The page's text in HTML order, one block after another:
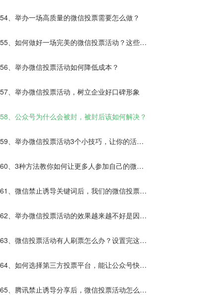
54、举办一场高质量的微信投票需要怎么做？
55、如何做好一场完美的微信投票活动？这些你
应该知道！
56、举办微信投票活动如何降低成本？
57、举办微信投票活动，树立企业好口碑形象
58、公众号为什么会被封，被封后该如何解决？
59、举办微信投票活动3个小技巧，让你的活动
效果更好！
60、3种方法教你如何让更多人参加自己的微信
投票活动！
61、微信禁止诱导关键词后，我们的微信投票活
动该如何进行？
62、举办微信投票活动的效果越来越不好是因为
什么？
63、微信投票活动有人刷票怎么办？设置完这些
解决80%的刷票？
64、如何选择第三方投票平台，能让公众号快速
涨粉？
65、腾讯禁止诱导分享后，微信投票活动怎么给